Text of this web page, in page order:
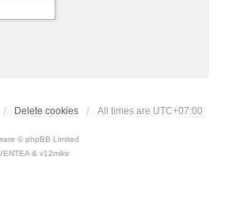
Delete cookies All times are UTC+07:00
© phpBB Limited
& v12mike